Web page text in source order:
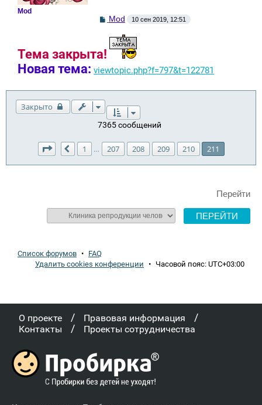
Mod
С
щ
е
н
и
Mod 10 сен 2019, 12:51
Тема закрыта!
Новая тема: viewtopic.php?f=797&t=122781
Закрыто
7365 сообщений
Страница 211 из211
Пред.
1 … 207 208 209 210 211
Перейти
Список форумов • FAQ
Удалить cookies конференции • Часовой пояс: UTC+03:00
О проекте / Правовая информация /
Контакты / Проекты сотрудничества